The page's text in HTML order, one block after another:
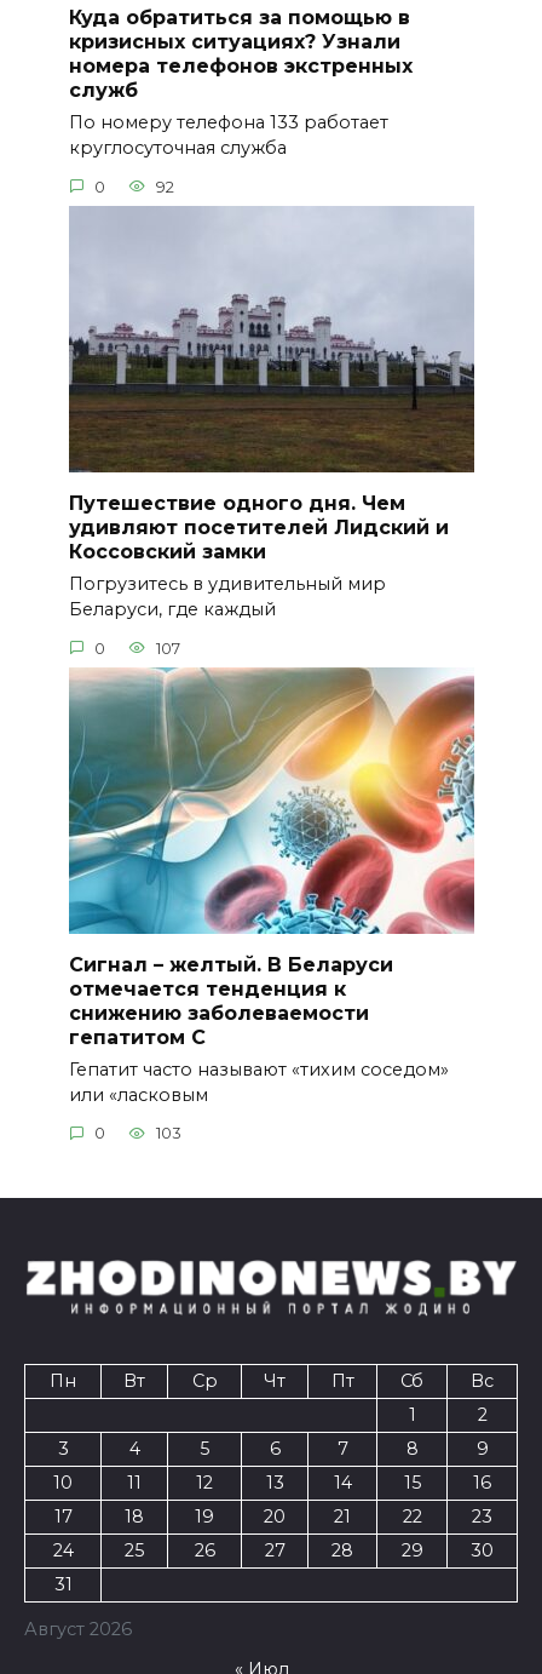
Куда обратиться за помощью в
кризисных ситуациях? Узнали
номера телефонов экстренных
служб
По номеру телефона 133 работает
круглосуточная служба
0 92
Путешествие одного дня. Чем
удивляют посетителей Лидский и
Коссовский замки
Погрузитесь в удивительный мир
Беларуси, где каждый
0 107
Сигнал – желтый. В Беларуси
отмечается тенденция к
снижению заболеваемости
гепатитом С
Гепатит часто называют «тихим соседом»
или «ласковым
0 103
Август 2026
Пн Вт Ср Чт Пт Сб
Вс
1
2
3
4 5 6 7 8
9
10
11 12 13 14 15
16
17
18 19 20 21 22
23
24
25 26 27 28 29
30
31
« Июл